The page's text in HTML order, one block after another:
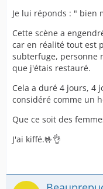
Je lui réponds : " bien
Cette scène a
car en réalité tout est
subterfuge, personne
que j'étais restauré.
Cela a duré 4 jours, 4
considéré comme un
Que ce soit des
J'ai kiffé.🤟👌